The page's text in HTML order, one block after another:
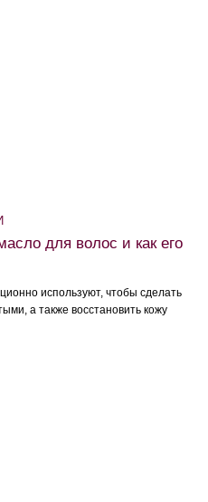
для волос и как его
используют, чтобы сделать
а также восстановить кожу